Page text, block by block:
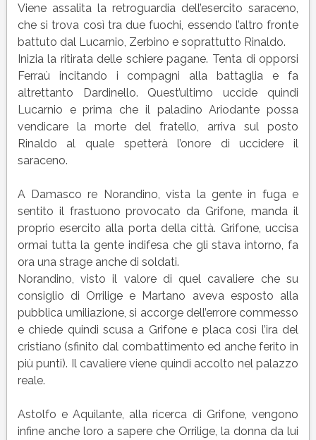
Viene assalita la retroguardia dell’esercito saraceno,
che si trova così tra due fuochi, essendo l’altro fronte
battuto dal Lucarnio, Zerbino e soprattutto Rinaldo.
Inizia la ritirata delle schiere pagane. Tenta di opporsi
Ferraù incitando i compagni alla battaglia e fa
altrettanto Dardinello. Quest’ultimo uccide quindi
Lucarnio e prima che il paladino Ariodante possa
vendicare la morte del fratello, arriva sul posto
Rinaldo al quale spetterà l’onore di uccidere il
saraceno.
A Damasco re Norandino, vista la gente in fuga e
sentito il frastuono provocato da Grifone, manda il
proprio esercito alla porta della città. Grifone, uccisa
ormai tutta la gente indifesa che gli stava intorno, fa
ora una strage anche di soldati.
Norandino, visto il valore di quel cavaliere che su
consiglio di Orrilige e Martano aveva esposto alla
pubblica umiliazione, si accorge dell’errore commesso
e chiede quindi scusa a Grifone e placa così l’ira del
cristiano (sfinito dal combattimento ed anche ferito in
più punti). Il cavaliere viene quindi accolto nel palazzo
reale.
Astolfo e Aquilante, alla ricerca di Grifone, vengono
infine anche loro a sapere che Orrilige, la donna da lui